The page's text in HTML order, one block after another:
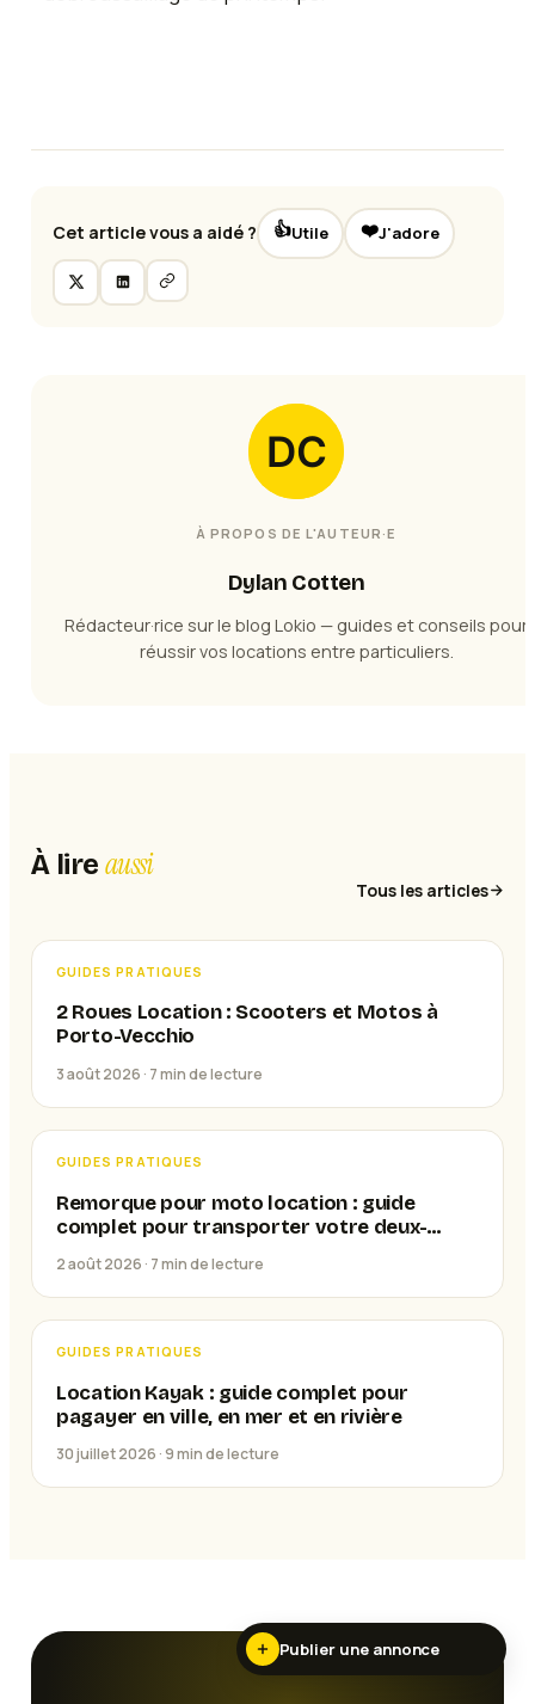
Cet article vous a aidé ? 👍Utile ❤️J'adore
À PROPOS DE L'AUTEUR·E
Dylan Cotten
Rédacteur·rice sur le blog Lokio — guides et conseils pour
réussir vos locations entre particuliers.
À lire aussi
Tous les articles
GUIDES PRATIQUES
2 Roues Location : Scooters et Motos à
Porto-Vecchio
3 août 2026 · 7min de lecture
GUIDES PRATIQUES
Remorque pour moto location : guide
complet pour transporter votre deux-
2 août 2026 · 7min de lecture
GUIDES PRATIQUES
Location Kayak : guide complet pour
pagayer en ville, en mer et en rivière
30 juillet 2026 ·9min de lecture
Publier une annonce